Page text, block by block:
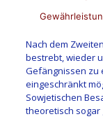
Nach dem
bestrebt, wieder
Gefängnissen zu
eingeschränkt
Sowjetischen
theoretisch sogar